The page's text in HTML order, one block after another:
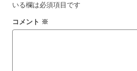
いる欄は必須項目です
コメント ※